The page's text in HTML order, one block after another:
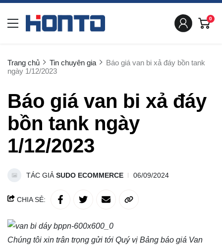
0
Trang chủ Tin chuyên gia
Báo giá van bi xả đáy bồn tank
ngày 1/12/2023
Báo giá van bi xả đáy
bồn tank ngày
1/12/2023
TÁC GIẢ SUDO ECOMMERCE 06/09/2024
CHIA SẺ:
Chúng tôi xin trân trọng gửi tới Quý vị Bảng báo giá Van